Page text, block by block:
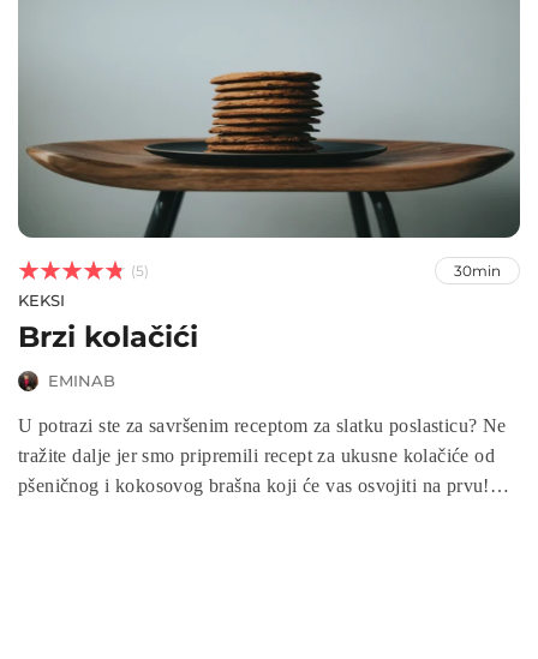


 (5) 30min
KEKSI
Brzi kolačići
EMINAB
U potrazi ste za savršenim receptom za slatku poslasticu? Ne
tražite dalje jer smo pripremili recept za ukusne kolačiće od
pšeničnog i kokosovog brašna koji će vas osvojiti na prvu!